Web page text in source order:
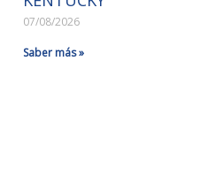
07/08/2026
Saber más »